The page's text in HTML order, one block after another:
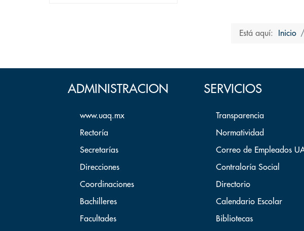
Está aquí: Inicio
ADMINISTRACION
www.uaq.mx
Rectoría
Secretarías
Direcciones
Coordinaciones
Bachilleres
Facultades
SERVICIOS
Transparencia
Normatividad
Correo de Empleados
Contraloría Social
Directorio
Calendario Escolar
Bibliotecas